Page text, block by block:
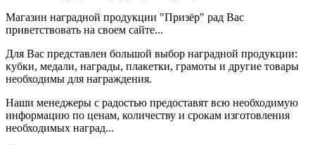
Магазин наградной продукции "Призёр" рад Вас
приветствовать на своем сайте...
Для Вас представлен большой выбор наградной продукции:
кубки, медали, награды, плакетки, грамоты и другие товары
необходимы для награждения.
Наши менеджеры с радостью предоставят всю необходимую
информацию по ценам, количеству и срокам изготовления
необходимых наград...